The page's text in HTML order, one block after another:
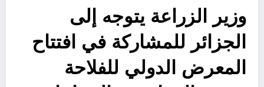
وزير الزراعة يتوجه إلى
الجزائر للمشاركة في افتتاح
المعرض الدولي للفلاحة